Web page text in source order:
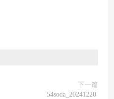
下一篇
54soda_20241220